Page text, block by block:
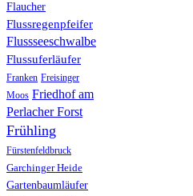
Flaucher
Flussregenpfeifer
Flussseeschwalbe
Flussuferläufer
Franken Freisinger
Moos Friedhof am
Perlacher Forst
Frühling
Fürstenfeldbruck
Garchinger Heide
Gartenbaumläufer